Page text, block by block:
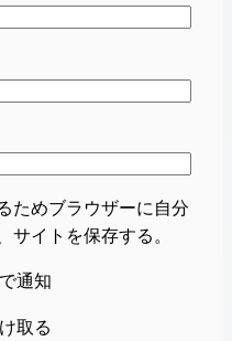
ためブラウザーに自分
サイトを保存する。
通知
取る